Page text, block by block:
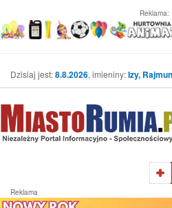
Reklama:
Dzisiaj jest:8.8.2026, imieniny:Izy,
Reklama